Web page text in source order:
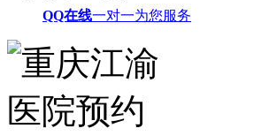
QQ在线一对一为您服务